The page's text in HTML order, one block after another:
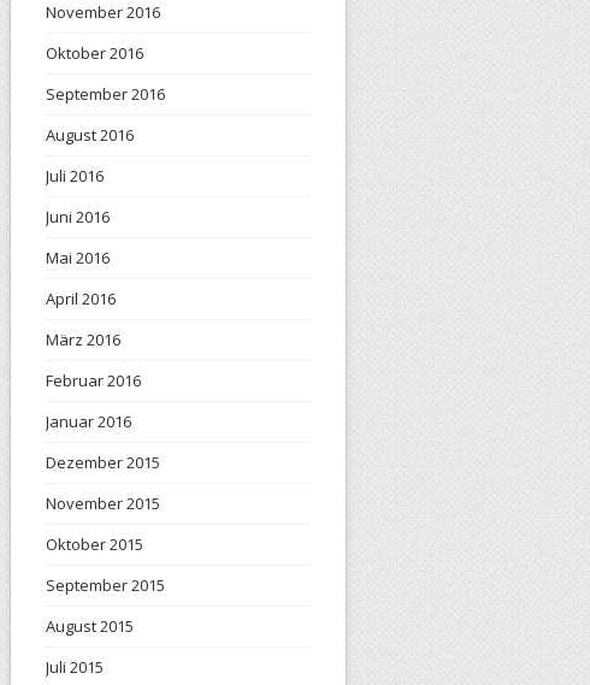
November 2016
Oktober 2016
September 2016
August 2016
Juli 2016
Juni 2016
Mai 2016
April 2016
März 2016
Februar 2016
Januar 2016
Dezember 2015
November 2015
Oktober 2015
September 2015
August 2015
Juli 2015